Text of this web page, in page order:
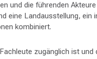
und die führenden
eine Landausstellung,
kombiniert.
zugänglich ist